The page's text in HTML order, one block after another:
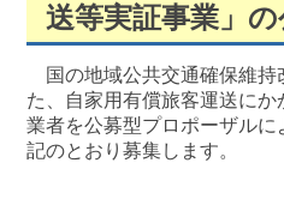
送等実証事業」
国の地域公共交通確保維持
た、自家用有償旅客運送に
業者を公募型プロポーザル
記のとおり募集します。